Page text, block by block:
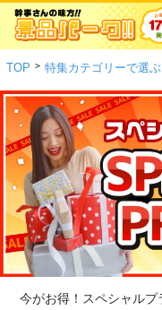
TOP > 特集カテゴリーで選ぶ
今がお得！スペシャルプ